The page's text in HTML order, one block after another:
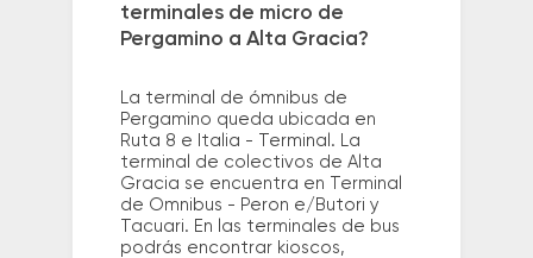
terminales de micro de
Pergamino a Alta Gracia?
La terminal de ómnibus de
Pergamino queda ubicada en
Ruta 8 e Italia - Terminal. La
terminal de colectivos de Alta
Gracia se encuentra en Terminal
de Omnibus - Peron e/Butori y
Tacuari. En las terminales de bus
podrás encontrar kioscos,